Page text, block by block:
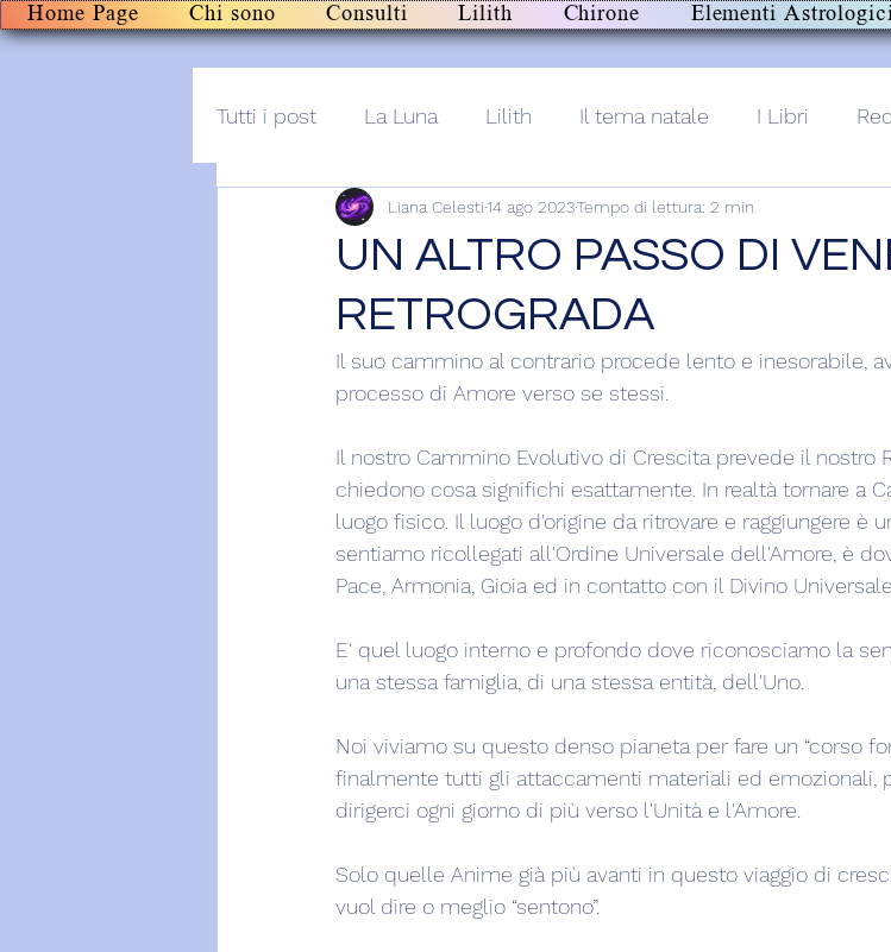
Home Page Chi sono Consulti Lilith Chirone Elementi
Tutti i post La Luna Lilith Il tema natale I Libri
Post+audio Lilith+
UN ALTRO PASSO DI
RETROGRADA
Liana Celesti14 ago 2023Tempo di lettura: 2 min
Il suo cammino al contrario procede lento e inesorabile,
processo di Amore verso se stessi.
Il nostro Cammino Evolutivo di Crescita prevede il nostro
chiedono cosa significhi esattamente. In realtà tornare a
luogo fisico. Il luogo d'origine da ritrovare e raggiungere è
sentiamo ricollegati all'Ordine Universale dell'Amore, è
Pace, Armonia, Gioia ed in contatto con il Divino Universale.
E' quel luogo interno e profondo dove riconosciamo la
una stessa famiglia, di una stessa entità, dell'Uno.
Noi viviamo su questo denso pianeta per fare un “corso
finalmente tutti gli attaccamenti materiali ed emozionali,
dirigerci ogni giorno di più verso l'Unità e l'Amore.
Solo quelle Anime già più avanti in questo viaggio di
vuol dire o meglio “sentono”.